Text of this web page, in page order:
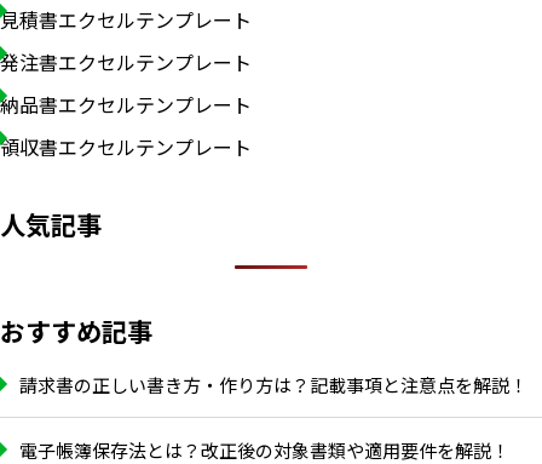
見積書エクセルテンプレート
発注書エクセルテンプレート
納品書エクセルテンプレート
領収書エクセルテンプレート
人気記事
おすすめ記事
請求書の正しい書き方・作り方は？記載事項と注意点を解説！
電子帳簿保存法とは？改正後の対象書類や適用要件を解説！